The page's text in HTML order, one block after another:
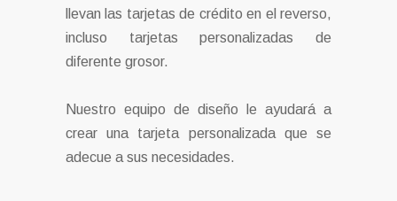
llevan las tarjetas de crédito en el reverso,
incluso tarjetas personalizadas de
diferente grosor.
Nuestro equipo de diseño le ayudará a
crear una tarjeta personalizada que se
adecue a sus necesidades.